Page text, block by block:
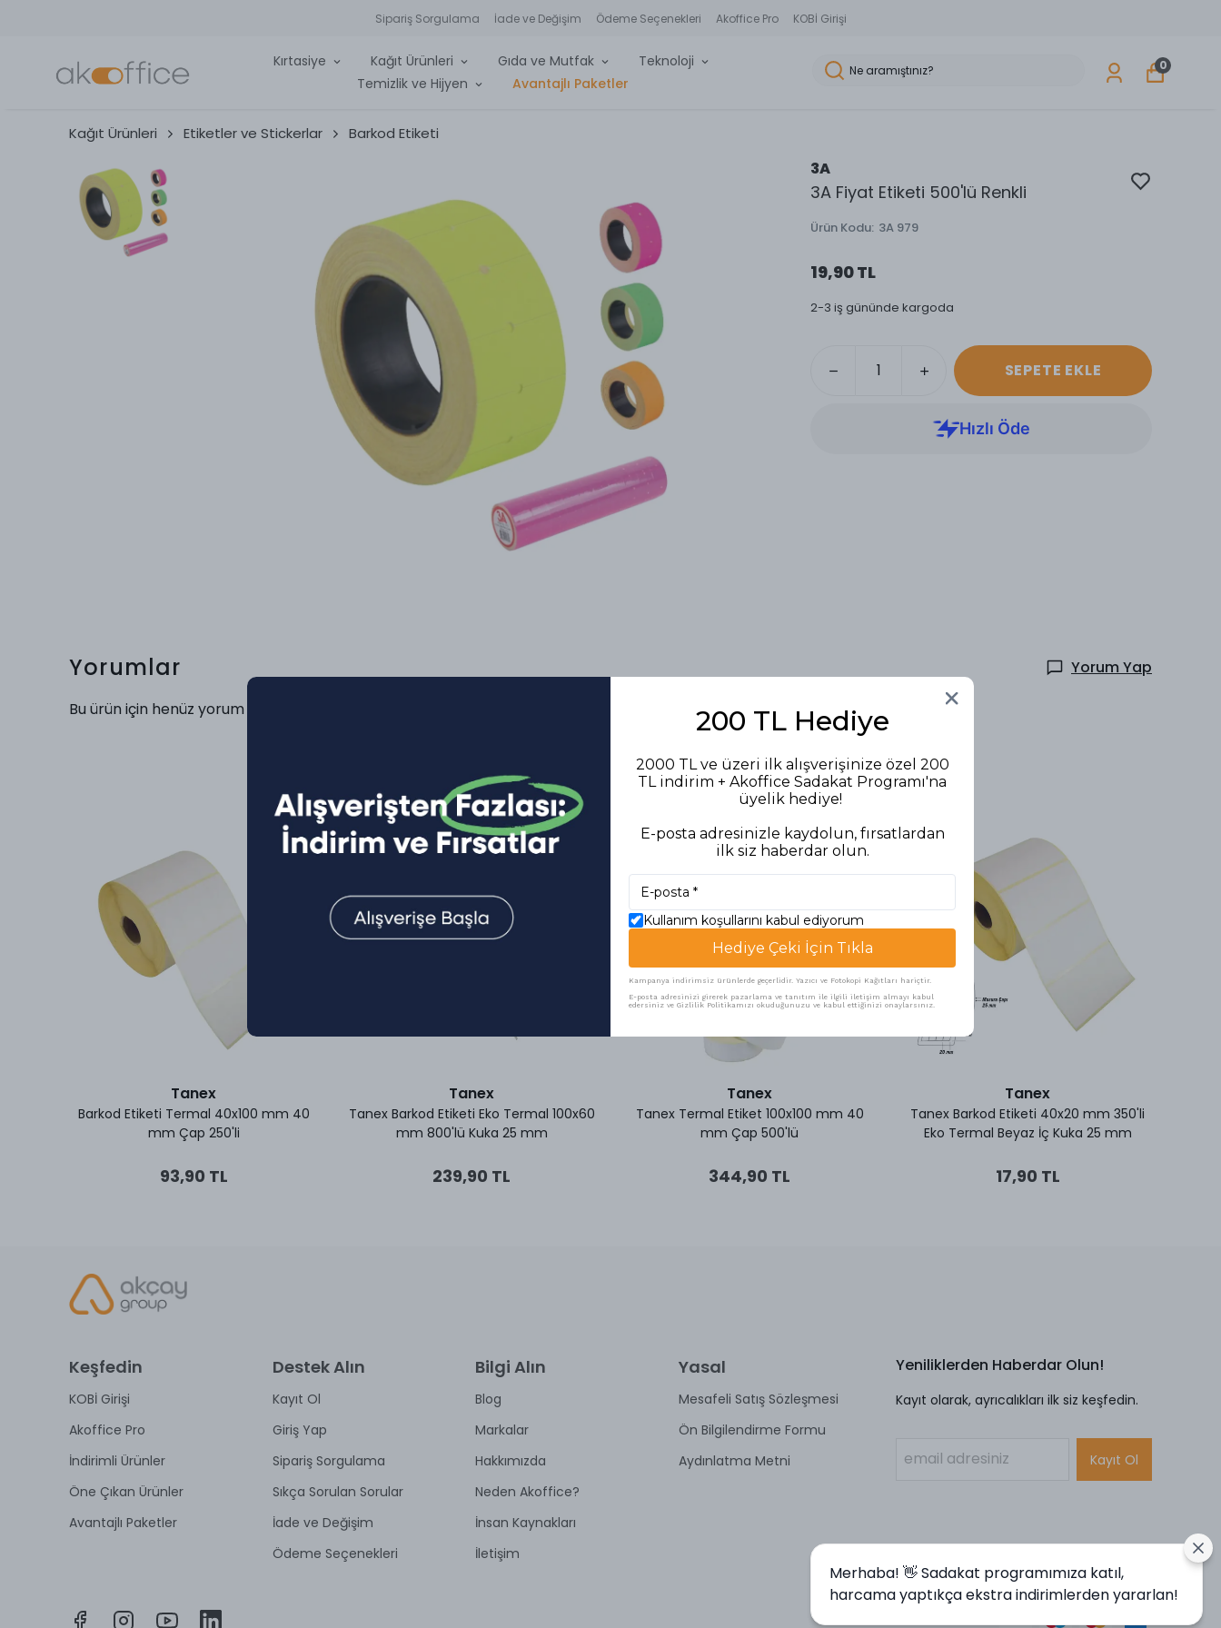
Sipariş Sorgulama İade ve Değişim Ödeme Seçenekleri Akoffice Pro KOBİ Girişi
Kırtasiye Kağıt Ürünleri Gıda ve Mutfak
Teknoloji
Temizlik ve Hijyen
Avantajlı Paketler
0
Kağıt Ürünleri Etiketler ve Stickerlar Barkod Etiketi
3A
3A Fiyat Etiketi 500'lü Renkli
Ürün Kodu: 3A 979
19,90 TL
2-3 iş gününde kargoda
SEPETE EKLE
Yorumlar
Yorum Yap
Bu ürün için henüz yorum yapılmamış.
Benzer Ürünler
Tanex
Barkod Etiketi Termal 40x100 mm 40
mm Çap 250'li
93,90 TL
Tanex
Tanex Barkod Etiketi Eko Termal 100x60
mm 800'lü Kuka 25 mm
239,90 TL
Tanex
Tanex Termal Etiket 100x100 mm 40
mm Çap 500'lü
344,90 TL
Tanex
Tanex Barkod Etiketi 40x20 mm 350'li
Eko Termal Beyaz İç Kuka 25 mm
17,90 TL
Keşfedin
KOBİ Girişi
Akoffice Pro
İndirimli Ürünler
Öne Çıkan Ürünler
Avantajlı Paketler
Destek Alın
Kayıt Ol
Giriş Yap
Sipariş Sorgulama
Sıkça Sorulan Sorular
İade ve Değişim
Ödeme Seçenekleri
Bilgi Alın
Blog
Markalar
Hakkımızda
Neden Akoffice?
İnsan Kaynakları
İletişim
Yasal
Mesafeli Satış Sözleşmesi
Ön Bilgilendirme Formu
Aydınlatma Metni
Yeniliklerden Haberdar Olun!
Kayıt olarak, ayrıcalıkları ilk siz keşfedin.
Kayıt Ol
200 TL Hediye
2000 TL ve üzeri ilk alışverişinize özel 200
TL indirim + Akoffice Sadakat Programı'na
üyelik hediye!
E-posta adresinizle kaydolun, fırsatlardan
ilk siz haberdar olun.
Kullanım koşullarını kabul ediyorum
Hediye Çeki İçin Tıkla
Kampanya indirimsiz ürünlerde geçerlidir. Yazıcı ve Fotokopi Kağıtları hariçtir.
E-posta adresinizi girerek pazarlama ve tanıtım ile ilgili iletişim almayı kabul
edersiniz ve Gizlilik Politikamızı okuduğunuzu ve kabul ettiğinizi onaylarsınız.
Merhaba! 👋 Sadakat programımıza katıl,
harcama yaptıkça ekstra indirimlerden yararlan!